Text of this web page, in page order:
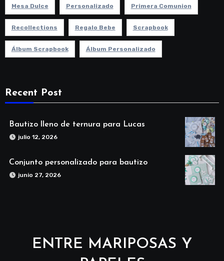
Mesa Dulce Personalizado Primera Comunion
Recollections Regalo Bebe Scrapbook
Álbum Scrapbook Álbum Personalizado
Recent Post
Bautizo lleno de ternura para Lucas
julio 12, 2026
Conjunto personalizado para bautizo
junio 27, 2026
ENTRE MARIPOSAS Y